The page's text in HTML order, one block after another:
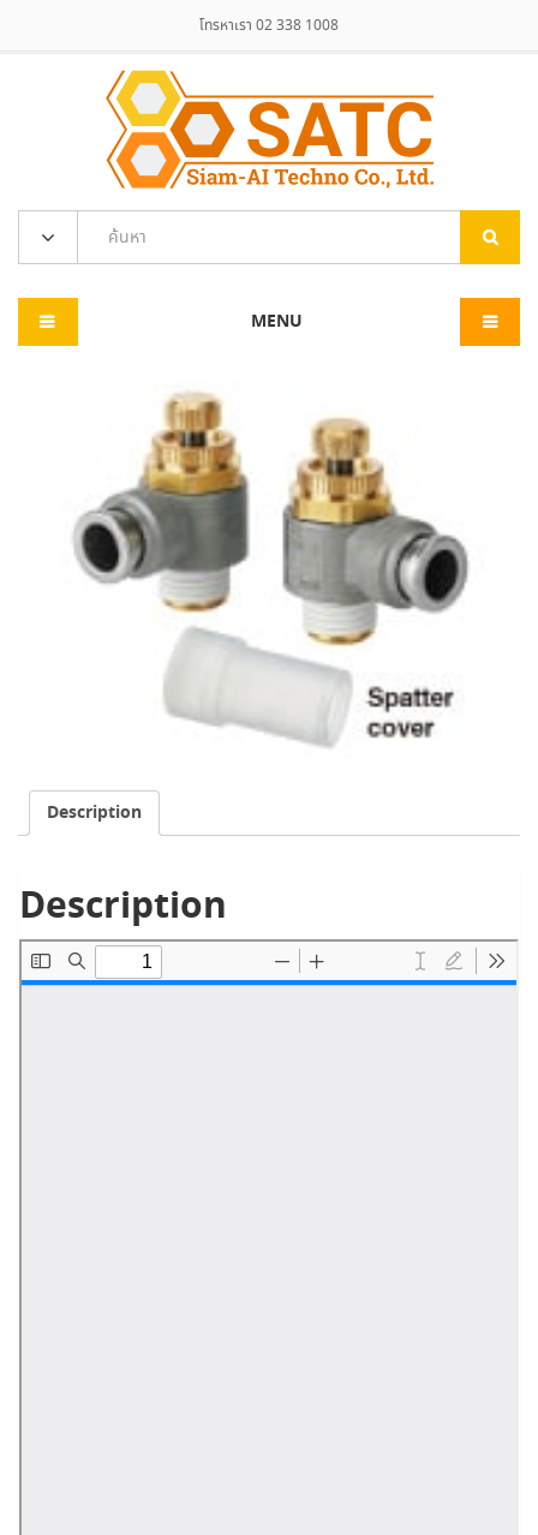
โทรหาเรา 02 338 1008
MENU
Description
Description